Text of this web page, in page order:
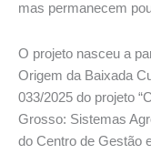
mas permanecem
O projeto nasceu a
Origem da Baixada
033/2025 do projeto
Grosso: Sistemas
do Centro de Gestão